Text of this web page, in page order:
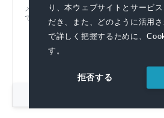
り、本ウェブサイトとサービ
だき、また、どのように活用
で詳しく把握するために、
す。
拒否する
メディアに提供している記事をそのまま
できる広報部門必見のニュース配信サー